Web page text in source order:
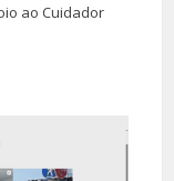
ao Cuidador